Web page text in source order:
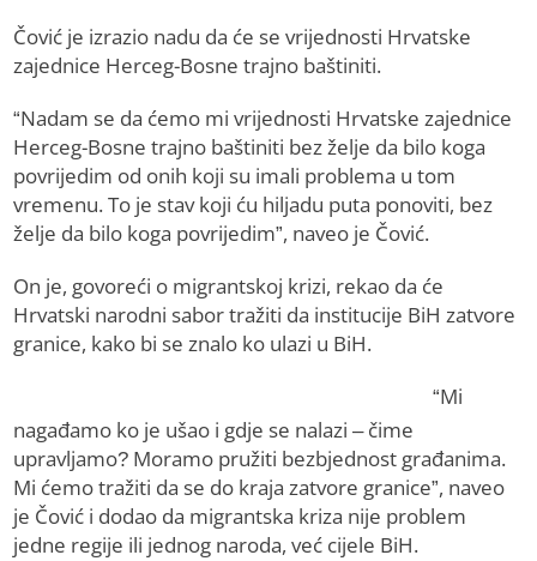
Čović je izrazio nadu da će se vrijednosti Hrvatske
zajednice Herceg-Bosne trajno baštiniti.
“Nadam se da ćemo mi vrijednosti Hrvatske zajednice
Herceg-Bosne trajno baštiniti bez želje da bilo koga
povrijedim od onih koji su imali problema u tom
vremenu. To je stav koji ću hiljadu puta ponoviti, bez
želje da bilo koga povrijedim”, naveo je Čović.
On je, govoreći o migrantskoj krizi, rekao da će
Hrvatski narodni sabor tražiti da institucije BiH zatvore
granice, kako bi se znalo ko ulazi u BiH.
“Mi
nagađamo ko je ušao i gdje se nalazi – čime
upravljamo? Moramo pružiti bezbjednost građanima.
Mi ćemo tražiti da se do kraja zatvore granice”, naveo
je Čović i dodao da migrantska kriza nije problem
jedne regije ili jednog naroda, već cijele BiH.